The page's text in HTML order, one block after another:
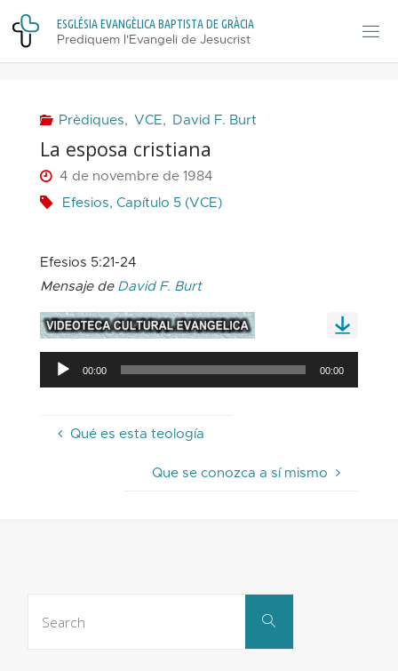
Skip
content
ESGLÉSIAEVANGÈLICABAPTISTADE GRÀCIA
Prediquem l'Evangeli de Jesucrist
Prèdiques, VCE, David F. Burt
La esposa cristiana
4 de novembre de 1984
Efesios, Capítulo 5 (VCE)
Efesios 5:21-24
Mensaje de David F. Burt
Reproductor
d'àudio
00:00 00:00
Qué es esta teología
Que se conozca a sí mismo
Search